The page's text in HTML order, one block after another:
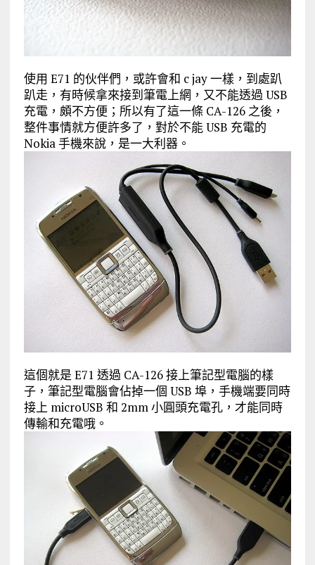
使用 E71 的伙伴們，或許會和 c jay 一樣，到處趴
趴走，有時候拿來接到筆電上網，又不能透過 USB
充電，頗不方便；所以有了這一條 CA-126 之後，
整件事情就方便許多了，對於不能 USB 充電的
Nokia 手機來說，是一大利器。
這個就是 E71 透過 CA-126 接上筆記型電腦的樣
子，筆記型電腦會佔掉一個 USB 埠，手機端要同時
接上 microUSB 和 2mm 小圓頭充電孔，才能同時
傳輸和充電哦。